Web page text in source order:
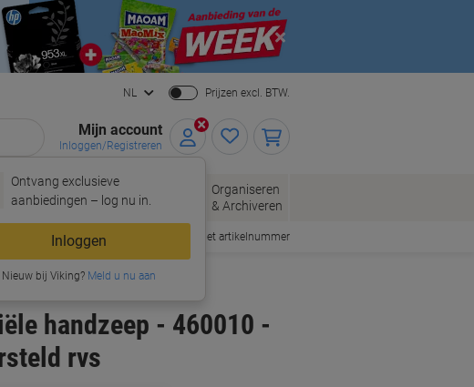
Close
NL Prijzen excl. BTW.
Mijn account
Inloggen/Registreren
Ontvang exclusieve
aanbiedingen – log nu in.
Inloggen
Nieuw bij Viking?Meld u nu aan
Enveloppen
Kantoorartikelen
Organiseren
& Archiveren
Snel bestellen met artikelnummer
handzeep - 460010 -
rvs